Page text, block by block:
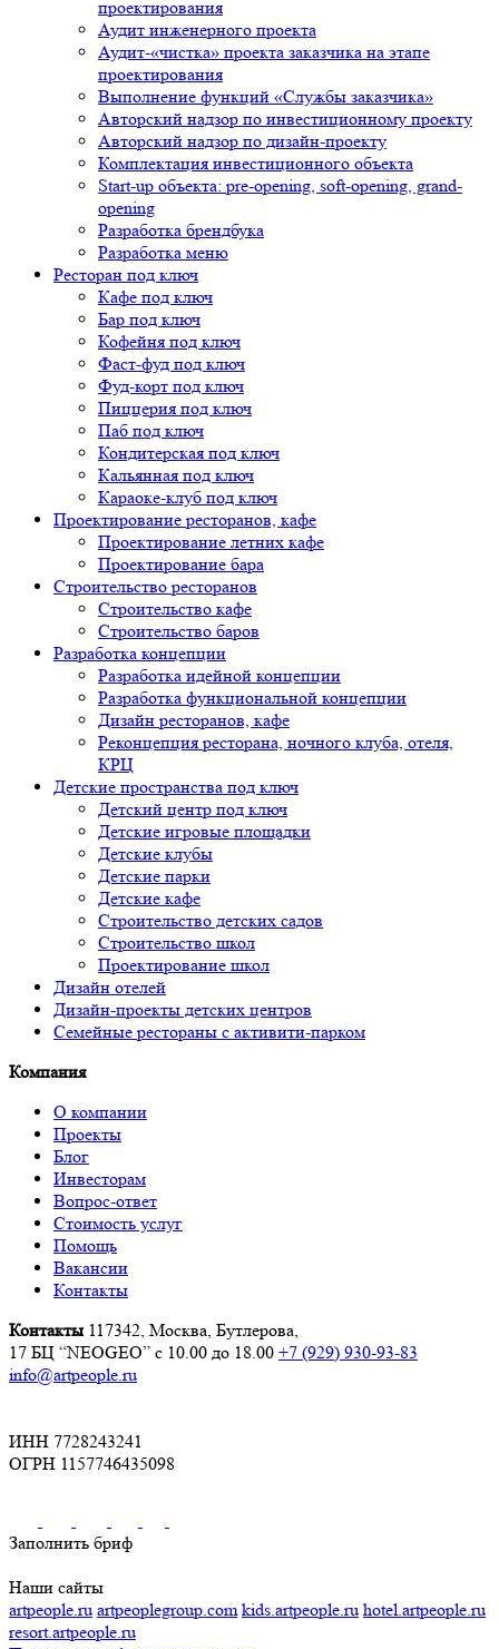
проектирования
Аудит инженерного проекта
Аудит-«чистка» проекта заказчика на этапе
проектирования
Выполнение функций «Службы заказчика»
Авторский надзор по инвестиционному проекту
Авторский надзор по дизайн-проекту
Комплектация инвестиционного объекта
Start-up объекта: pre-opening, soft-opening, grand-
opening
Разработка брендбука
Разработка меню
Ресторан под ключ
Кафе под ключ
Бар под ключ
Кофейня под ключ
Фаст-фуд под ключ
Фуд-корт под ключ
Пиццерия под ключ
Паб под ключ
Кондитерская под ключ
Кальянная под ключ
Караоке-клуб под ключ
Проектирование ресторанов, кафе
Проектирование летних кафе
Проектирование бара
Строительство ресторанов
Строительство кафе
Строительство баров
Разработка концепции
Разработка идейной концепции
Разработка функциональной концепции
Дизайн ресторанов, кафе
Реконцепция ресторана, ночного клуба, отеля,
КРЦ
Детские пространства под ключ
Детский центр под ключ
Детские игровые площадки
Детские клубы
Детские парки
Детские кафе
Строительство детских садов
Строительство школ
Проектирование школ
Дизайн отелей
Дизайн-проекты детских центров
Семейные рестораны с активити-парком
Компания
О компании
Проекты
Блог
Инвесторам
Вопрос-ответ
Стоимость услуг
Помощь
Вакансии
Контакты
Контакты 117342, Москва, Бутлерова,
17 БЦ “NEOGEO” с 10.00 до 18.00 +7 (929) 930-93-83
info@artpeople.ru
ИНН 7728243241
ОГРН 1157746435098
Заполнить бриф
Наши сайты
artpeople.ru artpeoplegroup.com kids.artpeople.ru hotel.artpeople.ru
resort.artpeople.ru